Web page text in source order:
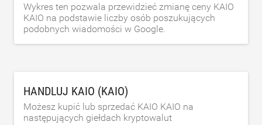
Wykres ten pozwala przewidzieć zmianę ceny KAIO
KAIO na podstawie liczby osób poszukujących
podobnych wiadomości w Google.
HANDLUJ KAIO (KAIO)
Możesz kupić lub sprzedać KAIO KAIO na
następujących giełdach kryptowalut